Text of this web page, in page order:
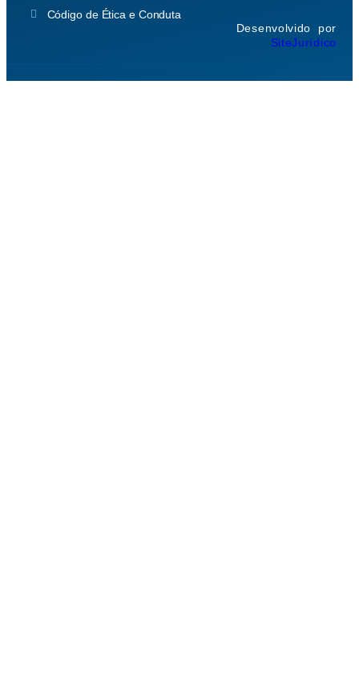
Código de Ética e Conduta
Desenvolvido por
SiteJurídico